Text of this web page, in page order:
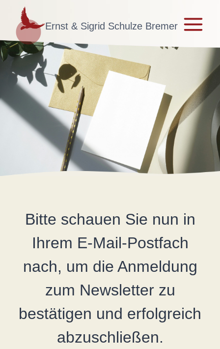
springen
Ernst & Sigrid Schulze Bremer
Bitte schauen Sie nun in
Ihrem E-Mail-Postfach
nach, um die Anmeldung
zum Newsletter zu
bestätigen und erfolgreich
abzuschließen.